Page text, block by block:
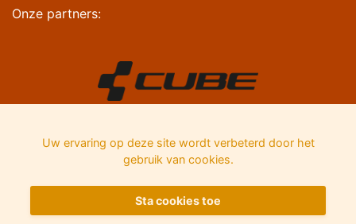
Onze partners:
Uw ervaring op deze site wordt verbeterd door het
gebruik van cookies.
Sta cookies toe